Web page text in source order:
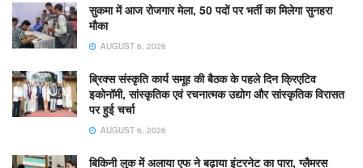
सुकमा में आज रोजगार मेला, 50 पदों पर भर्ती का मिलेगा सुनहरा
मौका
AUGUST 6, 2026
ब्रिक्स संस्कृति कार्य समूह की बैठक के पहले दिन क्रिएटिव
इकोनॉमी, सांस्कृतिक एवं रचनात्मक उद्योग और सांस्कृतिक विरासत
पर हुई चर्चा
AUGUST 6, 2026
बिकिनी लुक में अलाया एफ ने बढ़ाया इंटरनेट का पारा, ग्लैमरस